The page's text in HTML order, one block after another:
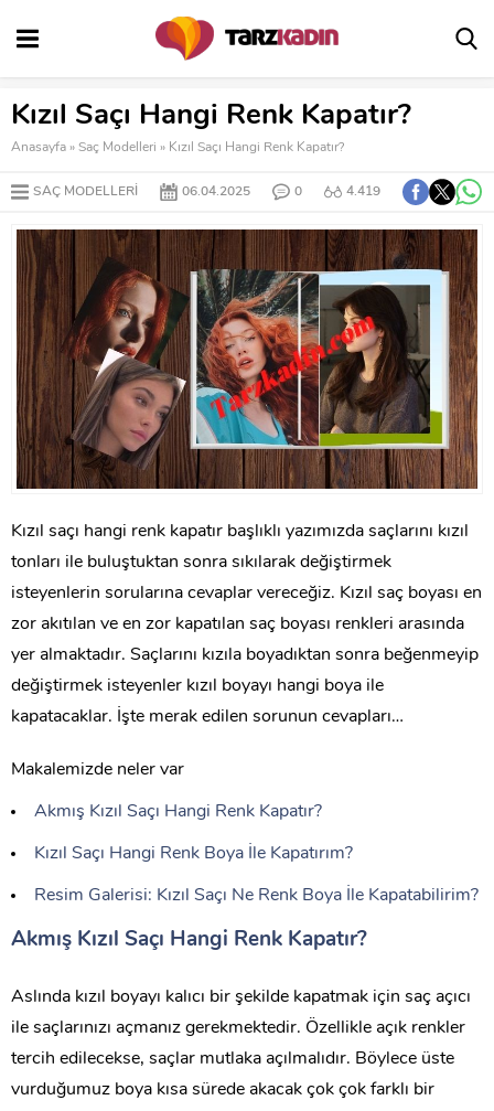
Kızıl Saçı Hangi Renk Kapatır?
Anasayfa » Saç Modelleri » Kızıl Saçı Hangi Renk Kapatır?
SAÇ MODELLERI 06.04.2025 0 4.419
Kızıl saçı hangi renk kapatır başlıklı yazımızda saçlarını kızıl
tonları ile buluştuktan sonra sıkılarak değiştirmek
isteyenlerin sorularına cevaplar vereceğiz. Kızıl saç boyası en
zor akıtılan ve en zor kapatılan saç boyası renkleri arasında
yer almaktadır. Saçlarını kızıla boyadıktan sonra beğenmeyip
değiştirmek isteyenler kızıl boyayı hangi boya ile
kapatacaklar. İşte merak edilen sorunun cevapları…
Makalemizde neler var
Akmış Kızıl Saçı Hangi Renk Kapatır?
Kızıl Saçı Hangi Renk Boya İle Kapatırım?
Resim Galerisi: Kızıl Saçı Ne Renk Boya İle Kapatabilirim?
Akmış Kızıl Saçı Hangi Renk Kapatır?
Aslında kızıl boyayı kalıcı bir şekilde kapatmak için saç açıcı
ile saçlarınızı açmanız gerekmektedir. Özellikle açık renkler
tercih edilecekse, saçlar mutlaka açılmalıdır. Böylece üste
vurduğumuz boya kısa sürede akacak çok çok farklı bir